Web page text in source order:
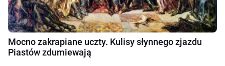
Mocno zakrapiane uczty. Kulisy słynnego zjazdu
Piastów zdumiewają